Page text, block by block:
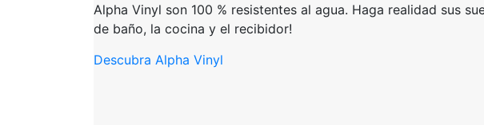
Alpha Vinyl son 100 % resistentes al agua. Haga realidad sus
de baño, la cocina y el recibidor!
Descubra Alpha Vinyl